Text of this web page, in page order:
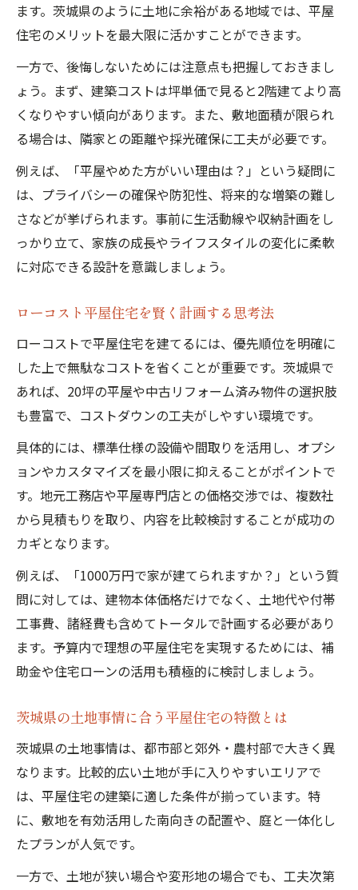
平屋住宅の見積もりで損しない判断基準
平屋住宅の費用対効果を最大化する方法
ます。茨城県のように土地に余裕がある地域では、平屋
住宅のメリットを最大限に活かすことができます。
一方で、後悔しないためには注意点も把握しておきまし
ょう。まず、建築コストは坪単価で見ると2階建てより高
くなりやすい傾向があります。また、敷地面積が限られ
る場合は、隣家との距離や採光確保に工夫が必要です。
例えば、「平屋やめた方がいい理由は？」という疑問に
は、プライバシーの確保や防犯性、将来的な増築の難し
さなどが挙げられます。事前に生活動線や収納計画をし
っかり立て、家族の成長やライフスタイルの変化に柔軟
に対応できる設計を意識しましょう。
ローコスト平屋住宅を賢く計画する思考法
ローコストで平屋住宅を建てるには、優先順位を明確に
した上で無駄なコストを省くことが重要です。茨城県で
あれば、20坪の平屋や中古リフォーム済み物件の選択肢
も豊富で、コストダウンの工夫がしやすい環境です。
具体的には、標準仕様の設備や間取りを活用し、オプシ
ョンやカスタマイズを最小限に抑えることがポイントで
す。地元工務店や平屋専門店との価格交渉では、複数社
から見積もりを取り、内容を比較検討することが成功の
カギとなります。
例えば、「1000万円で家が建てられますか？」という質
問に対しては、建物本体価格だけでなく、土地代や付帯
工事費、諸経費も含めてトータルで計画する必要があり
ます。予算内で理想の平屋住宅を実現するためには、補
助金や住宅ローンの活用も積極的に検討しましょう。
茨城県の土地事情に合う平屋住宅の特徴とは
茨城県の土地事情は、都市部と郊外・農村部で大きく異
なります。比較的広い土地が手に入りやすいエリアで
は、平屋住宅の建築に適した条件が揃っています。特
に、敷地を有効活用した南向きの配置や、庭と一体化し
たプランが人気です。
一方で、土地が狭い場合や変形地の場合でも、工夫次第